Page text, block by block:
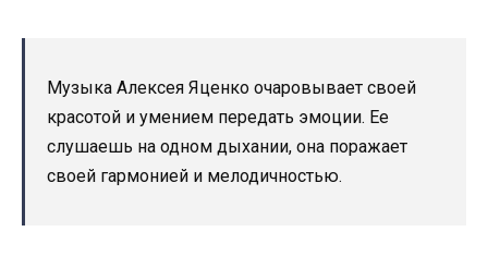
Музыка Алексея Яценко очаровывает своей
красотой и умением передать эмоции. Ее
слушаешь на одном дыхании, она поражает
своей гармонией и мелодичностью.